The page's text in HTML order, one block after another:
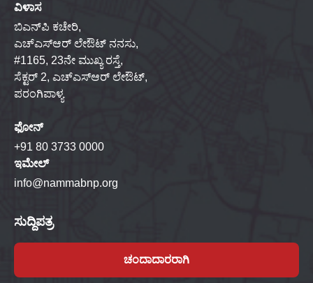
ವಿಳಾಸ
ಬಿಎನ್‌ಪಿ ಕಚೇರಿ,
ಎಚ್‌ಎಸ್‌ಆರ್ ಲೇಔಟ್ ನನಸು,
#1165, 23ನೇ ಮುಖ್ಯ ರಸ್ತೆ,
ಸೆಕ್ಟರ್ 2, ಎಚ್‌ಎಸ್‌ಆರ್ ಲೇಔಟ್,
ಪರಂಗಿಪಾಳ್ಯ
ಫೋನ್
+91 80 3733 0000
ಇಮೇಲ್
info@nammabnp.org
ಸುದ್ದಿಪತ್ರ
ಚಂದಾದಾರರಾಗಿ